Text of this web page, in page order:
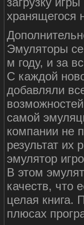
хранящегося
Эмуляторы
м году, и за
С каждой
добавляли
самой
компании не
результат
эмулятор
В этом
качеств, что
целая книга.
плюсах